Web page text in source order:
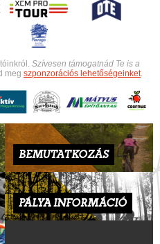
Szívesen támogatnád Te is a
meg szponzorációs lehetőségeinket.
BEMUTATKOZÁS
PÁLYA INFORMÁCIÓ